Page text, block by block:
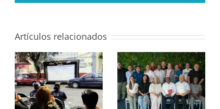
Artículos relacionados